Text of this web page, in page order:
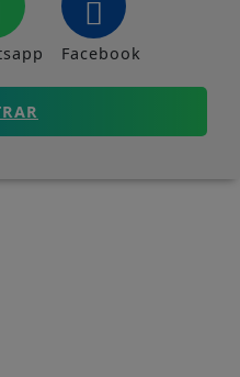
Facebook